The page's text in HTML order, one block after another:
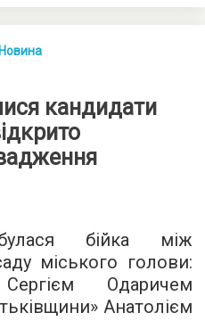
Новина
кандидати
бійка між
міського голови:
Одаричем
Анатолієм